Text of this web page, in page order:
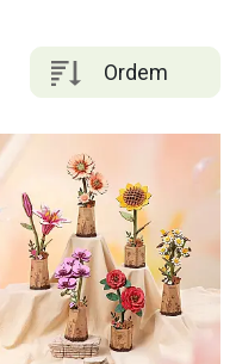
Ordem